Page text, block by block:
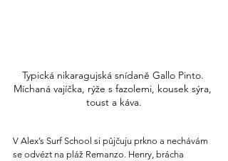
Typická nikaragujská snídaně Gallo Pinto.
Míchaná vajíčka, rýže s fazolemi, kousek sýra,
toust a káva.
V Alex’s Surf School si půjčuju prkno a nechávám
se odvézt na pláž Remanzo. Henry, brácha